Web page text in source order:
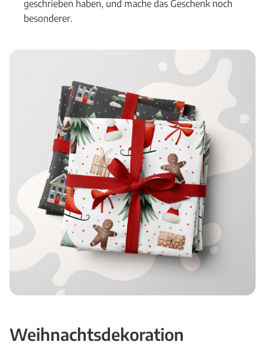
geschrieben haben, und mache das Geschenk noch
besonderer.
Weihnachtsdekoration